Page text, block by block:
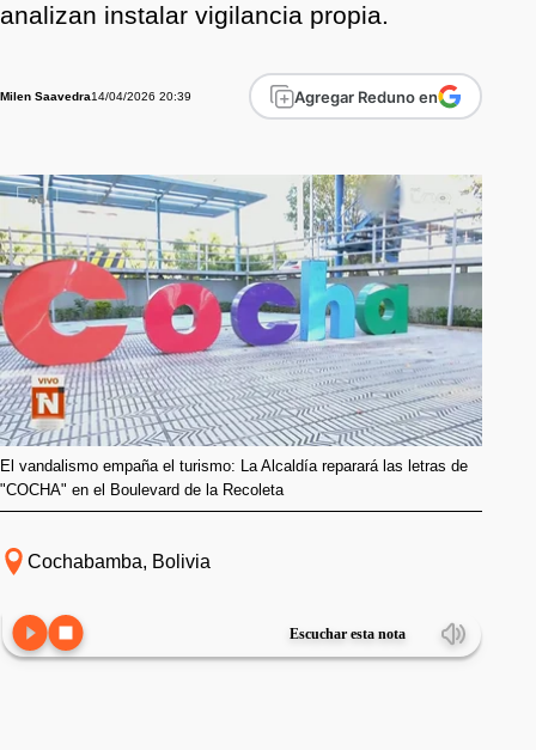
analizan instalar vigilancia propia.
Milen Saavedra14/04/2026 20:39 Agregar Reduno en
El vandalismo empaña el turismo: La Alcaldía reparará las letras de
"COCHA" en el Boulevard de la Recoleta
Cochabamba, Bolivia
Escuchar esta nota